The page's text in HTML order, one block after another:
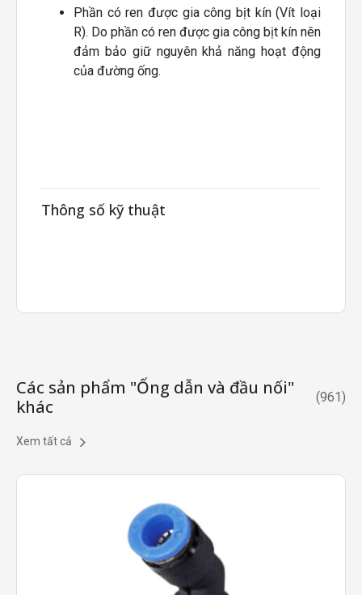
Phần có ren được gia công bịt kín (Vít loại
R). Do phần có ren được gia công bịt kín nên
đảm bảo giữ nguyên khả năng hoạt động
của đường ống.
Thông số kỹ thuật
Các sản phẩm "Ống dẫn và đầu nối"
khác
(961)
Xem tất cả